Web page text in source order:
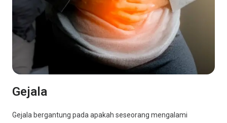
Gejala
Gejala bergantung pada apakah seseorang mengalami